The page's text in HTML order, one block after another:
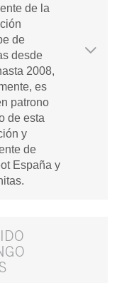
de la
de
desde
2008,
es
patrono
de esta
y
de
España y